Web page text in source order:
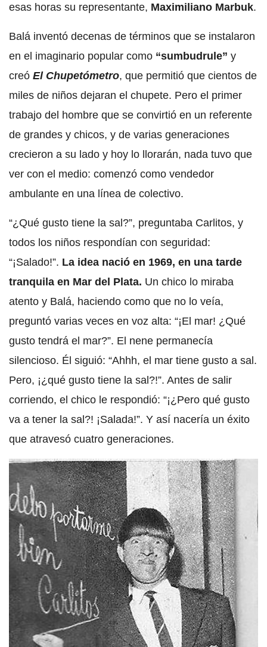
esas horas su representante, Maximiliano Marbuk.
Balá inventó decenas de términos que se instalaron
en el imaginario popular como “sumbudrule” y
creó El Chupetómetro, que permitió que cientos de
miles de niños dejaran el chupete. Pero el primer
trabajo del hombre que se convirtió en un referente
de grandes y chicos, y de varias generaciones
crecieron a su lado y hoy lo llorarán, nada tuvo que
ver con el medio: comenzó como vendedor
ambulante en una línea de colectivo.
“¿Qué gusto tiene la sal?”, preguntaba Carlitos, y
todos los niños respondían con seguridad:
“¡Salado!”. La idea nació en 1969, en una tarde
tranquila en Mar del Plata. Un chico lo miraba
atento y Balá, haciendo como que no lo veía,
preguntó varias veces en voz alta: “¡El mar! ¿Qué
gusto tendrá el mar?”. El nene permanecía
silencioso. Él siguió: “Ahhh, el mar tiene gusto a sal.
Pero, ¡¿qué gusto tiene la sal?!”. Antes de salir
corriendo, el chico le respondió: “¡¿Pero qué gusto
va a tener la sal?! ¡Salada!”. Y así nacería un éxito
que atravesó cuatro generaciones.